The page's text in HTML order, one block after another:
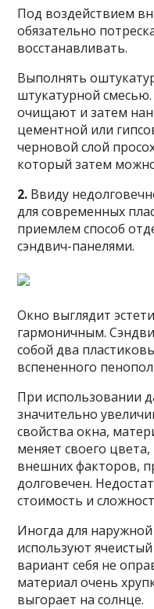
Под воздействием
обязательно
восстанавливать.
Выполнять
штукатурной
очищают и затем
цементной или
черновой слой
который затем
2. Ввиду
для современных
приемлем способ
сэндвич-панелями.
Окно выглядит
гармоничным.
собой два
вспененного
При использовании
значительно
свойства окна,
меняет своего
внешних факторов,
долговечен.
стоимость и
Иногда для
используют
вариант себя не
материал очень
выгорает на солнце.